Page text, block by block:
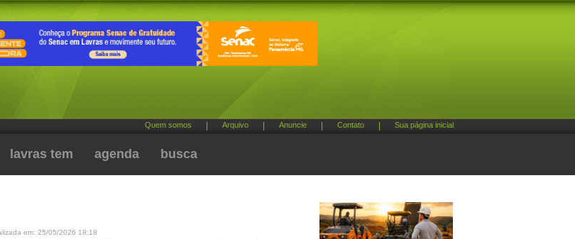
Quem somos Arquivo Anuncie Contato Sua página inicial
lavras tem agenda busca
em: 25/05/2026 18:18